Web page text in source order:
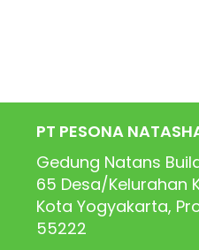
PT PESONA
Gedung Natans
65 Desa/Kelurahan
Kota Yogyakarta,
55222